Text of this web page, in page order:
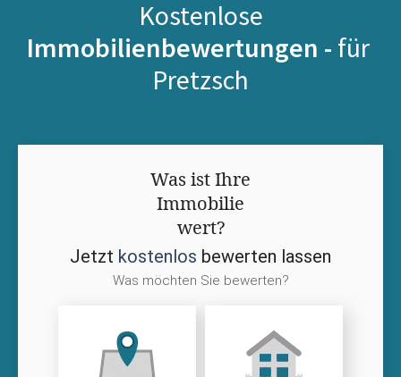
Kostenlose
Immobilienbewertungen - für
Pretzsch
Was ist Ihre
Immobilie
wert?
Jetzt kostenlos bewerten lassen
Was möchten Sie bewerten?